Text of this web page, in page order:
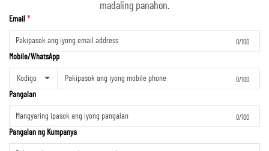
madaling panahon.
Email
0/100
Mobile/WhatsApp
Kodigo 0/100
Pangalan
0/100
Pangalan ng Kumpanya